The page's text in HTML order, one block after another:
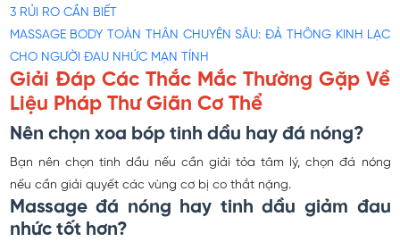
3 RỦI RO CẦN BIẾT
MASSAGE BODY TOÀN THÂN CHUYÊN SÂU: ĐẢ THÔNG KINH LẠC
CHO NGƯỜI ĐAU NHỨC MẠN TÍNH
Giải Đáp Các Thắc Mắc Thường Gặp Về
Liệu Pháp Thư Giãn Cơ Thể
Nên chọn xoa bóp tinh dầu hay đá nóng?
Bạn nên chọn tinh dầu nếu cần giải tỏa tâm lý, chọn đá nóng
nếu cần giải quyết các vùng cơ bị co thắt nặng.
Massage đá nóng hay tinh dầu giảm đau
nhức tốt hơn?